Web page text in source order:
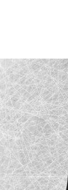
nhẹ. Kết hợp